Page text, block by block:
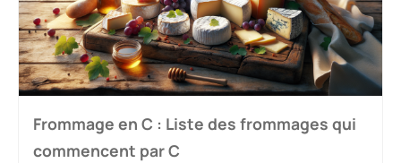
Frommage en C : Liste des frommages qui
commencent par C